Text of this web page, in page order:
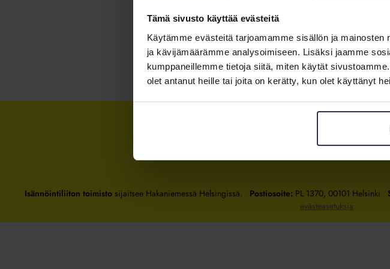
Tämä sivusto käyttää evästeitä
Käytämme evästeitä tarjoamamme sisällön ja
ja kävijämäärämme analysoimiseen. Lisäksi jaamme
kumppaneillemme tietoja siitä, miten käytät
olet antanut heille tai joita on kerätty, kun olet käyttänyt
Isännöintiliiton toimistosijaitsee Hakaniemessä Helsingissä. Postiosoite: PL 1370, 00101 Helsinki
evästeasetuksia